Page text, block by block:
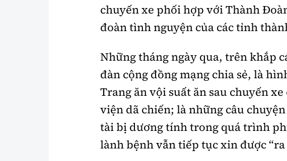
chuyến xe phối hợp với Thành
đoàn tình nguyện của các tỉnh
Những tháng ngày qua, trên khắp
đàn cộng đồng mạng chia sẻ, là
Trang ăn vội suất ăn sau chuyến
viện dã chiến; là những câu
tài bị dương tính trong quá trình
lành bệnh vẫn tiếp tục xin được “ra